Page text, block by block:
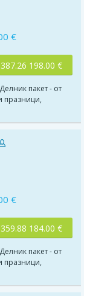
€
387.26 198.00 €
пакет - от
празници,
€
359.88 184.00 €
пакет - от
празници,